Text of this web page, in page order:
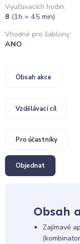
Vyučovacích hodin:
8 (1h = 45 min)
Vhodné pro šablony:
ANO
Obsah akce
Vzdělávací cíl
Pro účastníky
Objednat
Obsah
Zajímavé